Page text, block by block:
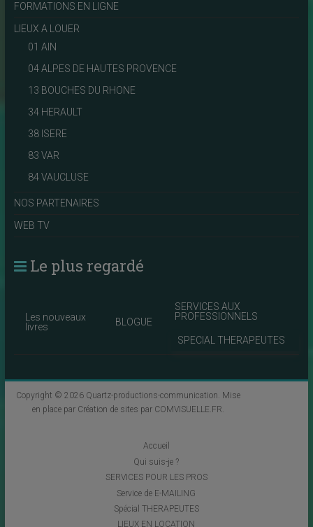
FORMATIONS EN LIGNE
LIEUX A LOUER
01 AIN
04 ALPES DE HAUTES PROVENCE
13 BOUCHES DU RHONE
34 HERAULT
38 ISERE
83 VAR
84 VAUCLUSE
NOS PARTENAIRES
WEB TV
Le plus regardé
Les nouveaux
livres
BLOGUE
SERVICES AUX
PROFESSIONNELS
SPECIAL THERAPEUTES
Copyright © 2026 Quartz-productions-communication. Mise
en place par Création de sites par COMVISUELLE.FR.
Accueil
Qui suis-je ?
SERVICES POUR LES PROS
Service de E-MAILING
Spécial THERAPEUTES
LIEUX EN LOCATION